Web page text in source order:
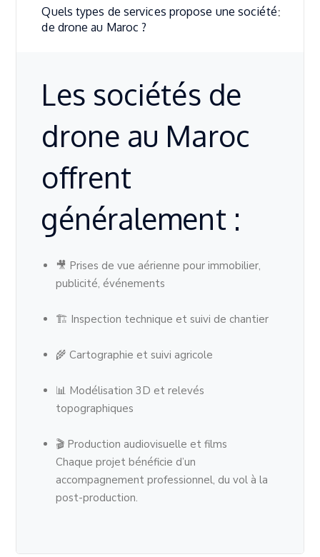
Quels types de services propose une société
de drone au Maroc ?
Les sociétés de
drone au Maroc
offrent
généralement :
🎥 Prises de vue aérienne pour immobilier,
publicité, événements
🏗 Inspection technique et suivi de chantier
🌾 Cartographie et suivi agricole
📊 Modélisation 3D et relevés
topographiques
🎬 Production audiovisuelle et films
Chaque projet bénéficie d’un
accompagnement professionnel, du vol à la
post-production.